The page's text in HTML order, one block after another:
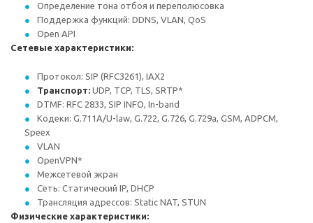
Определение тона отбоя и переполюсовка
Поддержка функций: DDNS, VLAN, QoS
Open API
Сетевые характеристики:
Протокол: SIP (RFC3261), IAX2
Транспорт: UDP, TCP, TLS, SRTP*
DTMF: RFC 2833, SIP INFO, In-band
Кодеки: G.711A/U-law, G.722, G.726, G.729a, GSM, ADPCM,
Speex
VLAN
OpenVPN*
Межсетевой экран
Сеть: Статический IP, DHCP
Трансляция адресcов: Static NAT, STUN
Физические характеристики: